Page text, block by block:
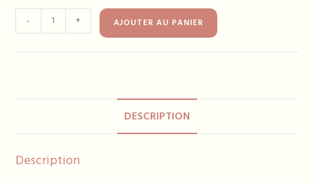
de
- + AJOUTER AU PANIER
DESCRIPTION
Description